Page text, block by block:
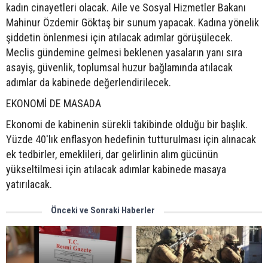
kadın cinayetleri olacak. Aile ve Sosyal Hizmetler Bakanı
Mahinur Özdemir Göktaş bir sunum yapacak. Kadına yönelik
şiddetin önlenmesi için atılacak adımlar görüşülecek.
Meclis gündemine gelmesi beklenen yasaların yanı sıra
asayiş, güvenlik, toplumsal huzur bağlamında atılacak
adımlar da kabinede değerlendirilecek.
EKONOMİ DE MASADA
Ekonomi de kabinenin sürekli takibinde olduğu bir başlık.
Yüzde 40'lık enflasyon hedefinin tutturulması için alınacak
ek tedbirler, emeklileri, dar gelirlinin alım gücünün
yükseltilmesi için atılacak adımlar kabinede masaya
yatırılacak.
Önceki ve Sonraki Haberler